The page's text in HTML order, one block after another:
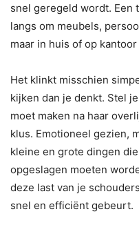
snel geregeld wordt. Een
langs om meubels,
maar in huis of op
Het klinkt misschien
kijken dan je denkt. Stel
moet maken na haar
klus. Emotioneel gezien,
kleine en grote dingen
opgeslagen moeten
deze last van je
snel en efficiënt gebeurt.